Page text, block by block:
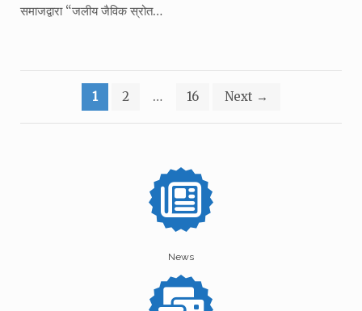
समाजद्वारा “जलीय जैविक स्रोत…
pagination
1 2 … 16 Next →
News